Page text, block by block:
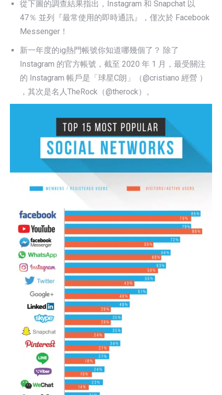
從下圖的調查結果指出，Instagram 和 Snapchat 以
47％ 並列『最常使用的即時通訊』，僅次於 Facebook
Messenger！
新一年度的ig熱門帳號你知道哪幾個了？ 除了
Instagram 的官方帳號，截至 2020 年 1 月，最受關注
的 Instagram 帳戶是「球星C朗」（@cristiano 經營 ）
，其次是名人TheRock（@therock）。